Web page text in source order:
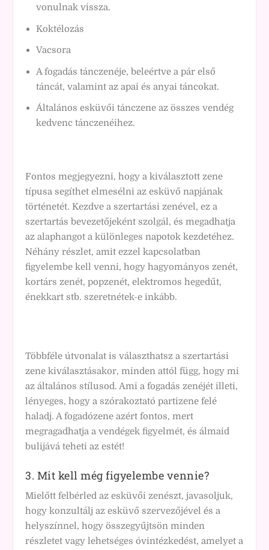
vonulnak vissza.
Koktélozás
Vacsora
A fogadás tánczenéje, beleértve a pár első
táncát, valamint az apai és anyai táncokat.
Általános esküvői tánczene az összes vendég
kedvenc tánczenéihez.
Fontos megjegyezni, hogy a kiválasztott zene
típusa segíthet elmesélni az esküvő napjának
történetét. Kezdve a szertartási zenével, ez a
szertartás bevezetőjeként szolgál, és megadhatja
az alaphangot a különleges napotok kezdetéhez.
Néhány részlet, amit ezzel kapcsolatban
figyelembe kell venni, hogy hagyományos zenét,
kortárs zenét, popzenét, elektromos hegedűt,
énekkart stb. szeretnétek-e inkább.
Többféle útvonalat is választhatsz a szertartási
zene kiválasztásakor, minden attól függ, hogy mi
az általános stílusod. Ami a fogadás zenéjét illeti,
lényeges, hogy a szórakoztató partizene felé
haladj. A fogadózene azért fontos, mert
megragadhatja a vendégek figyelmét, és álmaid
bulijává teheti az estét!
3. Mit kell még figyelembe vennie?
Mielőtt felbérled az esküvői zenészt, javasoljuk,
hogy konzultálj az esküvő szervezőjével és a
helyszínnel, hogy összegyűjtsön minden
részletet vagy lehetséges óvintézkedést, amelyet a